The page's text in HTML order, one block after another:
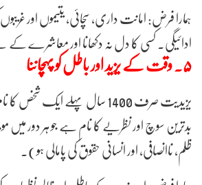
ہمارا فرض: امانت داری، سچائی، یتیموں اور
ادائیگی۔ کسی کا دل نہ دکھانا اور معاشرے کے
۵. وقت کے یزید اور باطل کو پہچاننا
یزیدیت صرف 1400 سال پہلے ایک
بدترین سوچ اور نظریے کا نام ہے جو ہر دور
ظلم، ناانصافی، اور انسانی حقوق کی پامالی ہو)۔